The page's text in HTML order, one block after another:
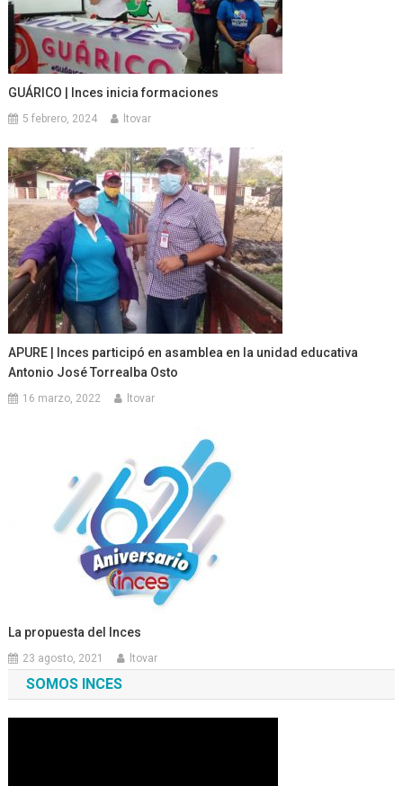
GUÁRICO | Inces inicia formaciones
5 febrero, 2024 ltovar
APURE | Inces participó en asamblea en la unidad educativa
Antonio José Torrealba Osto
16 marzo, 2022 ltovar
La propuesta del Inces
23 agosto, 2021 ltovar
SOMOS INCES